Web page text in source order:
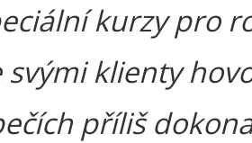
kurzy pro
svými klienty
příliš